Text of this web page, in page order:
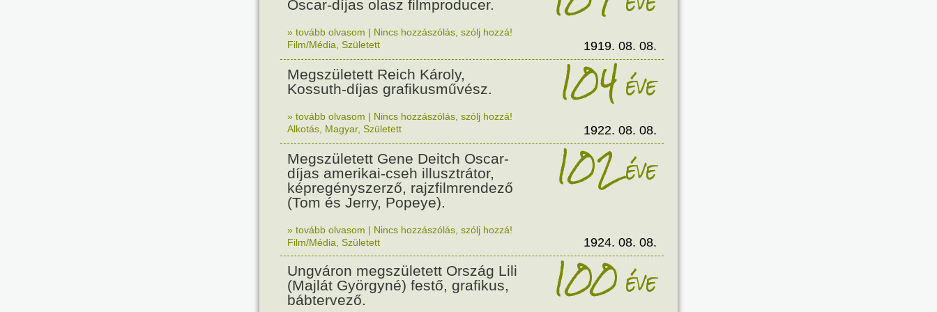
Oscar-díjas olasz filmproducer.
» tovább olvasom | Nincs hozzászólás, szólj hozzá!
Film/Média Született 1919. 08. 08.
Megszületett Reich Károly,
Kossuth-díjas grafikusművész.
104éve
» tovább olvasom | Nincs hozzászólás, szólj hozzá!
Alkotás Magyar, Született 1922. 08. 08.
Megszületett Gene Deitch Oscar-
díjas amerikai-cseh illusztrátor,
képregényszerző, rajzfilmrendező
(Tom és Jerry, Popeye).
102éve
» tovább olvasom | Nincs hozzászólás, szólj hozzá!
Film/Média Született 1924. 08. 08.
Ungváron megszületett Ország Lili
(Majlát Györgyné) festő, grafikus,
bábtervező.
100éve